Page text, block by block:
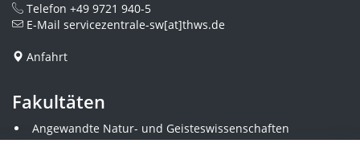
Telefon +49 9721 940-5
E-Mail servicezentrale-sw[at]thws.de
Anfahrt
Fakultäten
Angewandte Natur- und Geisteswissenschaften
Angewandte Sozialwissenschaften